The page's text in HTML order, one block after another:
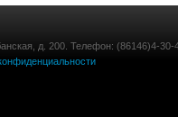
д. 200. Телефон: (86146)4-30-